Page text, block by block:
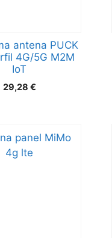
antena PUCK
4G/5G M2M
IoT
29,28 €